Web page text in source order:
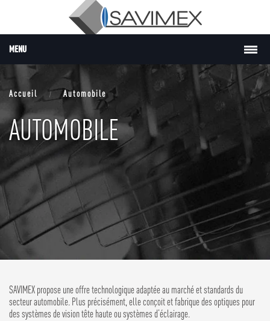
Passer au contenu principal
MENU
Accueil Automobile
AUTOMOBILE
SAVIMEX propose une offre technologique adaptée au marché et standards du
secteur automobile. Plus précisément, elle conçoit et fabrique des optiques pour
des systèmes de vision tête haute ou systèmes d’éclairage.